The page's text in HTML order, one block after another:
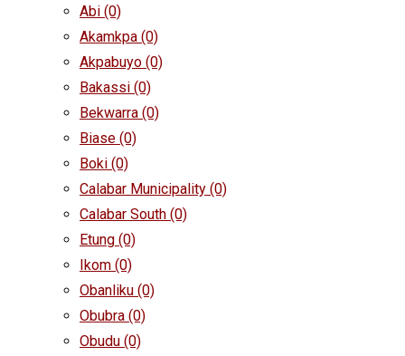
Abi (0)
Akamkpa (0)
Akpabuyo (0)
Bakassi (0)
Bekwarra (0)
Biase (0)
Boki (0)
Calabar Municipality (0)
Calabar South (0)
Etung (0)
Ikom (0)
Obanliku (0)
Obubra (0)
Obudu (0)